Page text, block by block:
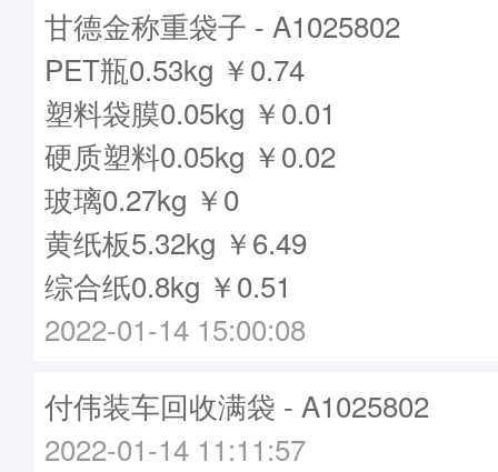
甘德金称重袋子 - A1025802
PET瓶0.53kg ￥0.74
塑料袋膜0.05kg ￥0.01
硬质塑料0.05kg ￥0.02
玻璃0.27kg ￥0
黄纸板5.32kg ￥6.49
综合纸0.8kg ￥0.51
2022-01-14 15:00:08
付伟装车回收满袋 - A1025802
2022-01-14 11:11:57